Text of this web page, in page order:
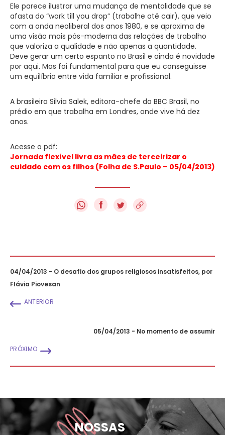
Ele parece ilustrar uma mudança de mentalidade que se
afasta do “work till you drop” (trabalhe até cair), que veio
com a onda neoliberal dos anos 1980, e se aproxima de
uma visão mais pós-moderna das relações de trabalho
que valoriza a qualidade e não apenas a quantidade.
Deve gerar um certo espanto no Brasil e ainda é novidade
por aqui. Mas foi fundamental para que eu conseguisse
um equilíbrio entre vida familiar e profissional.
A brasileira Silvia Salek, editora-chefe da BBC Brasil, no
prédio em que trabalha em Londres, onde vive há dez
anos.
Acesse o pdf:
Jornada flexível livra as mães de terceirizar o
cuidado com os filhos (Folha de S.Paulo – 05/04/2013)
f
04/04/2013 - O desafio dos grupos religiosos insatisfeitos, por
Flávia Piovesan
ANTERIOR
05/04/2013 - No momento de assumir
PRÓXIMO
NOSSAS